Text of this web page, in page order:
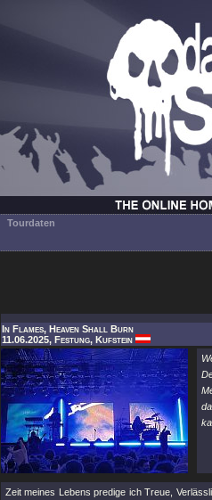
Tourdaten
In Flames, Heaven Shall Burn
11.06.2025, Festung, Kufstein
Zeit meines Lebens predige ich Treue,